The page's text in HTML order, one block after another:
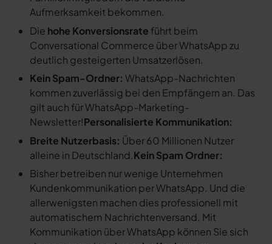
Aufmerksamkeit bekommen.
Die hohe Konversionsrate führt beim
Conversational Commerce über WhatsApp zu
deutlich gesteigerten Umsatzerlösen.
Kein Spam-Ordner: WhatsApp-Nachrichten
kommen zuverlässig bei den Empfängern an. Das
gilt auch für WhatsApp-Marketing-
Newsletter!Personalisierte Kommunikation:
Breite Nutzerbasis: Über 60 Millionen Nutzer
alleine in Deutschland.Kein Spam Ordner:
Bisher betreiben nur wenige Unternehmen
Kundenkommunikation per WhatsApp. Und die
allerwenigsten machen dies professionell mit
automatischem Nachrichtenversand. Mit
Kommunikation über WhatsApp können Sie sich